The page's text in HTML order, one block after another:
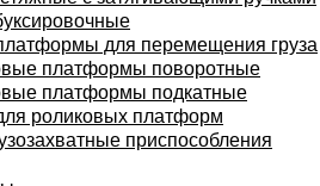
для перемещения груза
платформы поворотные
платформы подкатные
роликовых платформ
приспособления